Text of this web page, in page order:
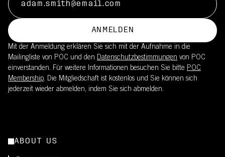
ANMELDEN
Mit der Anmeldung erklären Sie sich mit der Aufnahme in die
Mailingliste von POC und den Datenschutzbestimmungen von POC
einverstanden. Für weitere Informationen besuchen Sie bitte POC
Membership. Die Mitgliedschaft ist kostenlos und Sie können sich
jederzeit wieder abmelden, indem Sie sich abmelden.
ABOUT US